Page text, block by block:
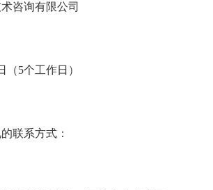
咨询有限公司
（5个工作日）
联系方式：